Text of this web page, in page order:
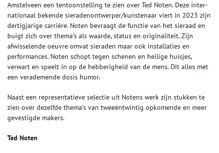
Amstelveen een tentoonstelling te zien over Ted Noten. Deze inter-
nationaal bekende sieradenontwerper/kunstenaar viert in 2023 zijn
dertigjarige carrière. Noten bevraagt de functie van het sieraad en
buigt zich over thema’s als waarde, status en originaliteit. Zijn
afwisselende oeuvre omvat sieraden maar ook installaties en
performances. Noten schopt tegen schenen en heilige huisjes,
verwart en speelt in op de hebberigheid van de mens. Dit alles met
een verademende dosis humor.
Naast een representatieve selectie uit Notens werk zijn stukken te
zien over dezelfde thema’s van tweeëntwintig opkomende en meer
gevestigde makers.
Ted Noten